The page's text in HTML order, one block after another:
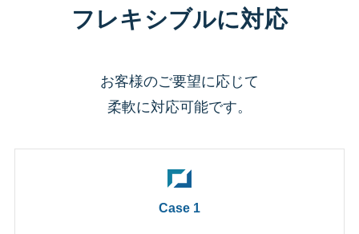
フレキシブルに対応
お客様のご要望に応じて
柔軟に対応可能です。
Case 1